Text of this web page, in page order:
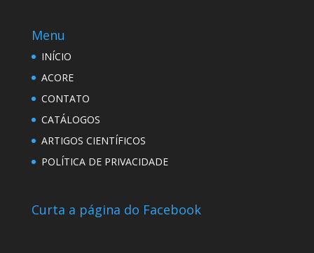
Menu
INÍCIO
ACORE
CONTATO
CATÁLOGOS
ARTIGOS CIENTÍFICOS
POLÍTICA DE PRIVACIDADE
Curta a página do Facebook